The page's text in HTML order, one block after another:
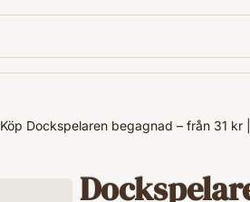
Köp Dockspelaren begagnad – från 31 kr